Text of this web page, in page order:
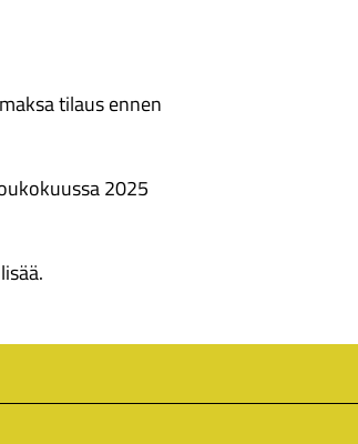
tilaus ennen
2025